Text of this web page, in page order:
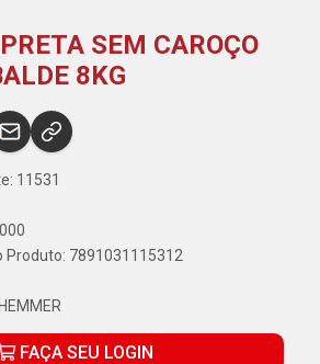
SEM CAROÇO
8KG
11531
Produto: 7891031115312
FAÇA SEU LOGIN